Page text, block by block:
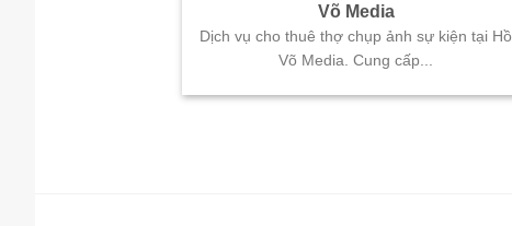
Võ Media
Dịch vụ cho thuê thợ chụp ảnh sự kiện tại Hồ
Võ Media. Cung cấp...